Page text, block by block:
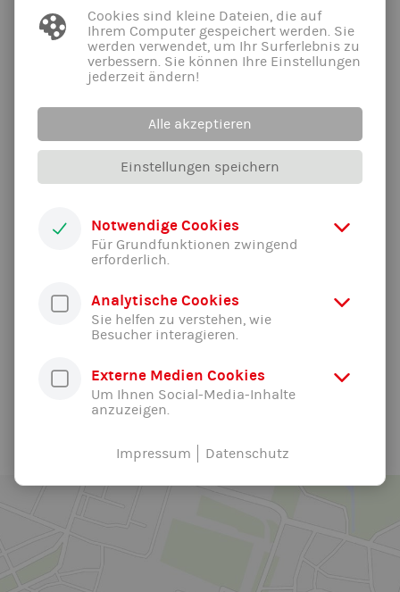
Alle News der Abteilung ...
Cookies sind kleine Dateien, die auf
Ihrem Computer gespeichert werden. Sie
werden verwendet, um Ihr Surferlebnis zu
verbessern. Sie können Ihre Einstellungen
jederzeit ändern!
Alle akzeptieren
Einstellungen speichern
Notwendige Cookies
Für Grundfunktionen zwingend
erforderlich.
Analytische Cookies
Sie helfen zu verstehen, wie
Besucher interagieren.
Externe Medien Cookies
Um Ihnen Social-Media-Inhalte
anzuzeigen.
Impressum Datenschutz